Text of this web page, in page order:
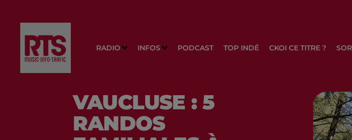
RADIO INFOS PODCAST TOP INDÉ CKOI CE TITRE ?
VAUCLUSE : 5
RANDOS